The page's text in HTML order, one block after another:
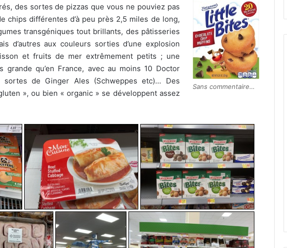
Sans commentaire…
des sortes de pizzas que vous ne pouviez pas
chips différentes d’à peu près 2,5 miles de long,
transgéniques tout brillants, des pâtisseries
d’autres aux couleurs sorties d’une explosion
et fruits de mer extrêmement petits ; une
grande qu’en France, avec au moins 10 Doctor
de Ginger Ales (Schweppes etc)… Des
», ou bien « organic » se développent assez